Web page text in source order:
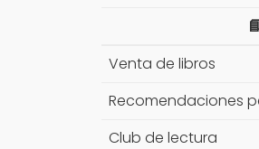
Venta de libros
Recomendaciones
Club de lectura